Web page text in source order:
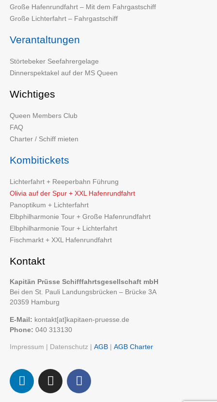
Große Hafenrundfahrt – Mit dem Fahrgastschiff
Große Lichterfahrt – Fahrgastschiff
Verantaltungen
Störtebeker Seefahrergelage
Dinnerspektakel auf der MS Queen
Wichtiges
Queen Members Club
FAQ
Charter / Schiff mieten
Kombitickets
Lichterfahrt + Reeperbahn Führung
Olivia auf der Spur + XXL Hafenrundfahrt
Panoptikum + Lichterfahrt
Elbphilharmonie Tour + Große Hafenrundfahrt
Elbphilharmonie Tour + Lichterfahrt
Fischmarkt + XXL Hafenrundfahrt
Kontakt
Kapitän Prüsse Schifffahrtsgesellschaft mbH
Bei den St. Pauli Landungsbrücken – Brücke 3A
20359 Hamburg
E-Mail: kontakt[at]kapitaen-pruesse.de
Phone: 040 313130
Impressum | Datenschutz | AGB | AGB Charter